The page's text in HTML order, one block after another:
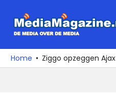
naar
media
over
Home Ziggo opzeggen Ajax